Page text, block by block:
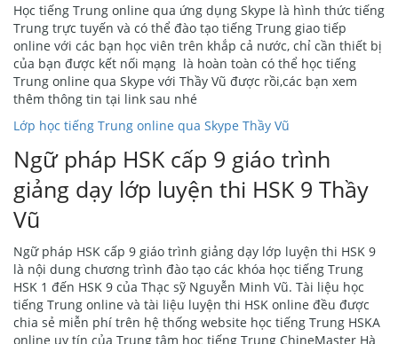
Học tiếng Trung online qua ứng dụng Skype là hình thức tiếng
Trung trực tuyến và có thể đào tạo tiếng Trung giao tiếp
online với các bạn học viên trên khắp cả nước, chỉ cần thiết bị
của bạn được kết nối mạng là hoàn toàn có thể học tiếng
Trung online qua Skype với Thầy Vũ được rồi,các bạn xem
thêm thông tin tại link sau nhé
Lớp học tiếng Trung online qua Skype Thầy Vũ
Ngữ pháp HSK cấp 9 giáo trình
giảng dạy lớp luyện thi HSK 9 Thầy
Vũ
Ngữ pháp HSK cấp 9 giáo trình giảng dạy lớp luyện thi HSK 9
là nội dung chương trình đào tạo các khóa học tiếng Trung
HSK 1 đến HSK 9 của Thạc sỹ Nguyễn Minh Vũ. Tài liệu học
tiếng Trung online và tài liệu luyện thi HSK online đều được
chia sẻ miễn phí trên hệ thống website học tiếng Trung HSKA
online uy tín của Trung tâm học tiếng Trung ChineMaster Hà